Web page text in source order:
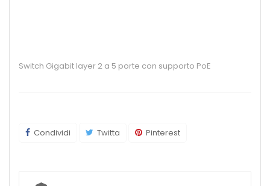
Switch Gigabit layer 2 a 5 porte con supporto PoE
Condividi Twitta Pinterest